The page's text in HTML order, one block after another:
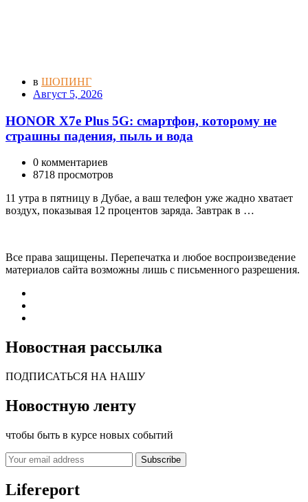
в ШОПИНГ
Август 5, 2026
HONOR X7e Plus 5G: смартфон, которому не
страшны падения, пыль и вода
0 комментариев
8718 просмотров
11 утра в пятницу в Дубае, а ваш телефон уже жадно хватает
воздух, показывая 12 процентов заряда. Завтрак в …
Все права защищены. Перепечатка и любое воспроизведение
материалов сайта возможны лишь с письменного разрешения.
Новостная рассылка
ПОДПИСАТЬСЯ НА НАШУ
Новостную ленту
чтобы быть в курсе новых событий
Subscribe
Lifereport